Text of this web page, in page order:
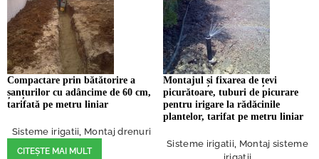
Compactare prin bătătorire a
șanțurilor cu adâncime de 60 cm,
tarifată pe metru liniar
Sisteme irigatii Montaj drenuri
CITEȘTE MAI MULT
Montajul și fixarea de țevi
picurătoare, tuburi de picurare
pentru irigare la rădăcinile
plantelor, tarifat pe metru liniar
Sisteme irigatii Montaj sisteme